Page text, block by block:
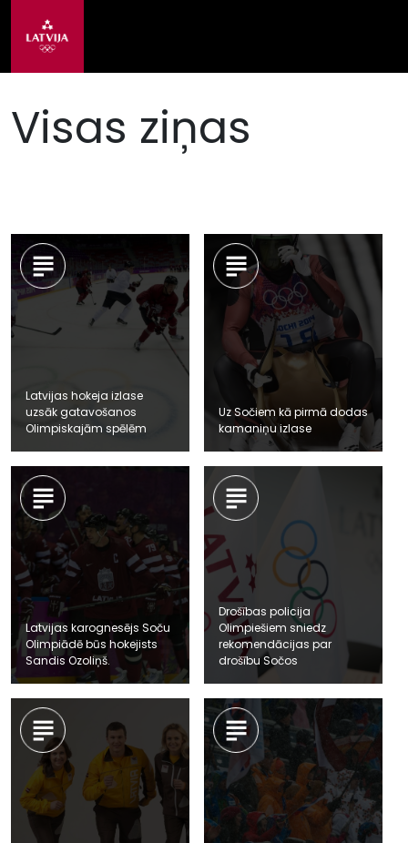
Visas ziņas
Latvijas hokeja izlase
uzsāk gatavošanos
Olimpiskajām spēlēm
Uz Sočiem kā pirmā dodas
kamaniņu izlase
Latvijas karognesējs Soču
Olimpiādē būs hokejists
Sandis Ozoliņš.
Drošības policija
Olimpiešiem sniedz
rekomendācijas par
drošību Sočos